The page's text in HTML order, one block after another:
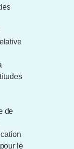
de
le